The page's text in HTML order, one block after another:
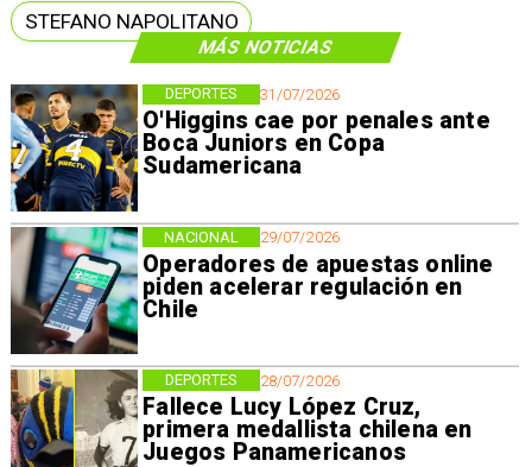
MÁS NOTICIAS
31/07/2026
O'Higgins cae por penales ante
Boca Juniors en Copa
Sudamericana
DEPORTES
29/07/2026
Operadores de apuestas online
piden acelerar regulación en
Chile
NACIONAL
28/07/2026
Fallece Lucy López Cruz,
primera medallista chilena en
Juegos Panamericanos
DEPORTES
STEFANO NAPOLITANO